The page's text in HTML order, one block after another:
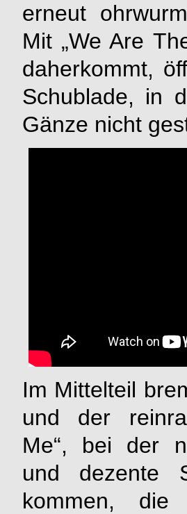
erneut
Mit „We Are
daherkommt,
Schublade, in
Gänze nicht
Im Mittelteil
und der
Me“, bei der
und dezente
kommen, die